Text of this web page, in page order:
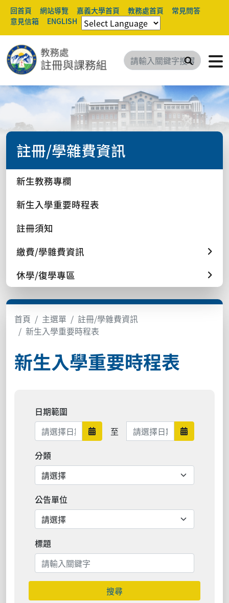
回首頁 網站導覽 嘉義大學首頁 教務處首頁
常見問答
意見信箱
ENGLISH
搜尋
註冊/學雜費資訊
新生教務專欄
新生入學重要時程表
註冊須知
繳費/學雜費資訊
休學/復學專區
首頁 主選單
註冊/學雜費資訊
新生入學重要時程表
新生入學重要時程表
日期範圍
日期範圍開始
至 日期範圍結束 日期範圍
分類
公告單位
標題
搜尋